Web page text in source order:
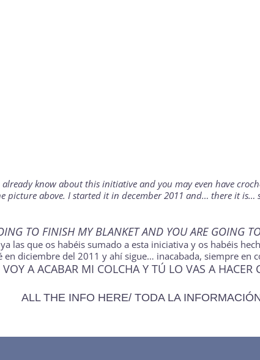
know about this initiative and you may even have
picture above. I started it in december 2011 and… there it
TO FINISH MY BLANKET AND YOU ARE GOING
las que os habéis sumado a esta iniciativa y os habéis
diciembre del 2011 y ahí sigue… inacabada, siempre en
VOY A ACABAR MI COLCHA Y TÚ LO VAS A HACER
ALL THE INFO HERE/ TODA LA